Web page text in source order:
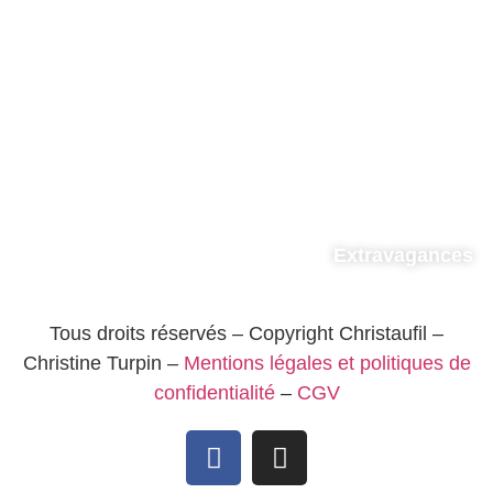
Extravagances
Tous droits réservés – Copyright Christaufil –
Christine Turpin – Mentions légales et politiques de
confidentialité– CGV